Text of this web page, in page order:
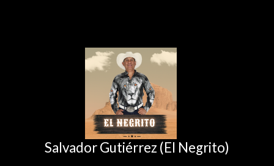
Salvador Gutiérrez (El Negrito)